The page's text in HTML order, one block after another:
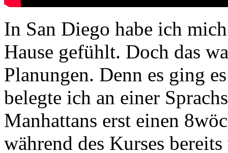
In San Diego habe ich
Hause gefühlt. Doch das
Planungen. Denn es ging
belegte ich an einer
Manhattans erst einen
während des Kurses